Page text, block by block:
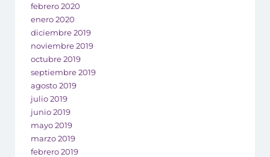
febrero 2020
enero 2020
diciembre 2019
noviembre 2019
octubre 2019
septiembre 2019
agosto 2019
julio 2019
junio 2019
mayo 2019
marzo 2019
febrero 2019